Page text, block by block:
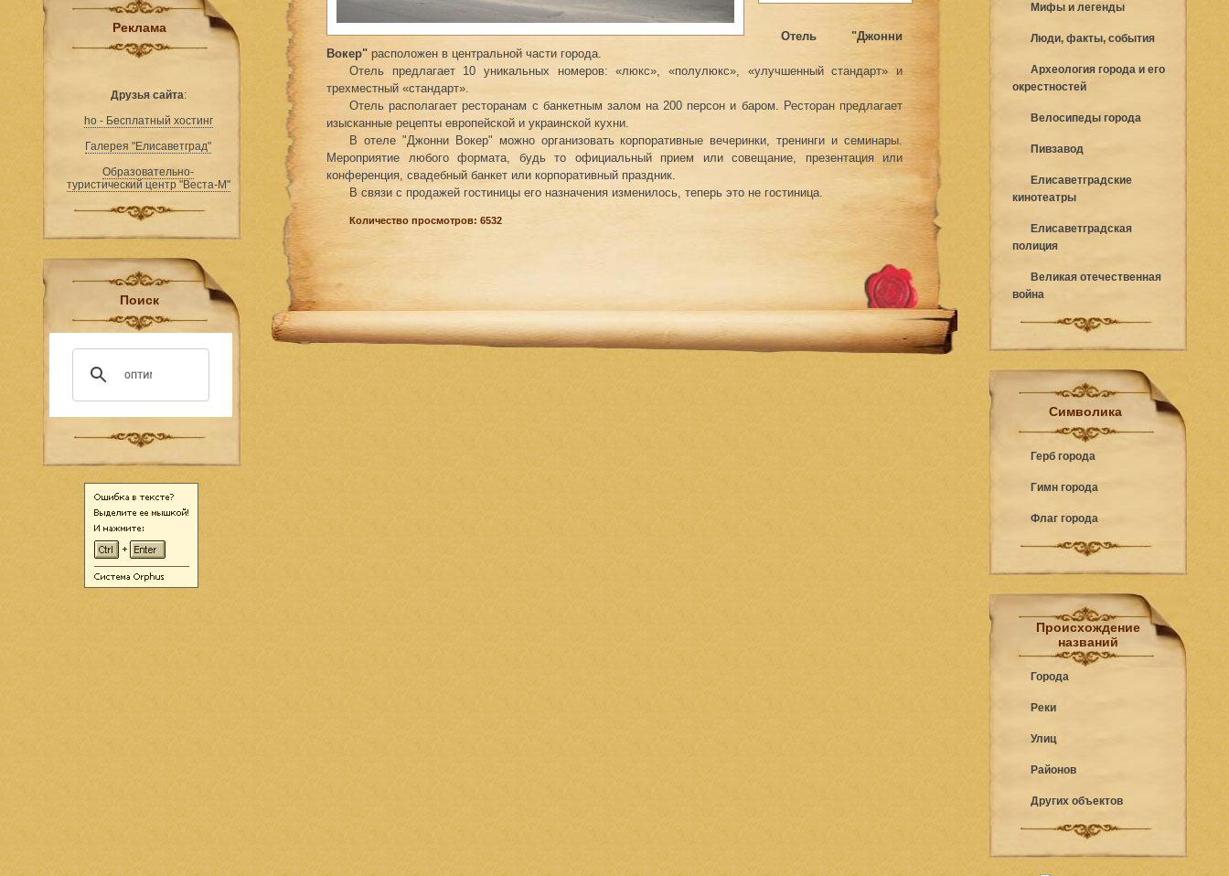
Реклама
Друзья сайта:
ho - Бесплатный хостинг
Галерея "Елисаветград"
Образовательно-
туристический центр "Веста-М"
Поиск
Отель "Джонни
Вокер" расположен в центральной части города.
Отель предлагает 10 уникальных номеров: «люкс», «полулюкс», «улучшенный стандарт» и
трехместный «стандарт».
Отель располагает ресторанам с банкетным залом на 200 персон и баром. Ресторан предлагает
изысканные рецепты европейской и украинской кухни.
В отеле "Джонни Вокер" можно организовать корпоративные вечеринки, тренинги и семинары.
Мероприятие любого формата, будь то официальный прием или совещание, презентация или
конференция, свадебный банкет или корпоративный праздник.
В связи с продажей гостиницы его назначения изменилось, теперь это не гостиница.
Количество просмотров: 6532
Мифы и легенды
Люди, факты, события
Археология города и его
окрестностей
Велосипеды города
Пивзавод
Елисаветградские
кинотеатры
Елисаветградская
полиция
Великая отечественная
война
Символика
Герб города
Гимн города
Флаг города
Происхождение
названий
Города
Реки
Улиц
Районов
Других объектов